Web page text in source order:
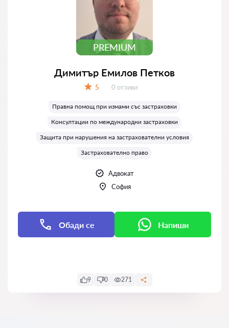
PREMIUM
Димитър Емилов Петков
5 Отзиви:
0 отзиви
Правна помощ при измами със застраховки
Консултации по международни застраховки
Защита при нарушения на застрахователни условия
Застрахователно право
Адвокат
София
Обади се Напиши
9 0 271